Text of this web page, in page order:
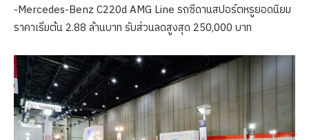
-Mercedes-Benz C220d AMG Line รถซีดานสปอร์ตหรูยอดนิยม
ราคาเริ่มต้น 2.88 ล้านบาท รับส่วนลดสูงสุด 250,000 บาท